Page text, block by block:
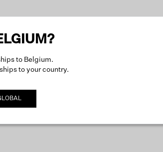
to Belgium.
to your country.